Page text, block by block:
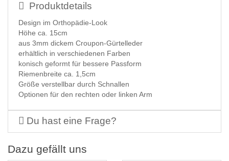
Produktdetails
Design im Orthopädie-Look
Höhe ca. 15cm
aus 3mm dickem Croupon-Gürtelleder
erhältlich in verschiedenen Farben
konisch geformt für bessere Passform
Riemenbreite ca. 1,5cm
Größe verstellbar durch Schnallen
Optionen für den rechten oder linken Arm
Du hast eine Frage?
Dazu gefällt uns